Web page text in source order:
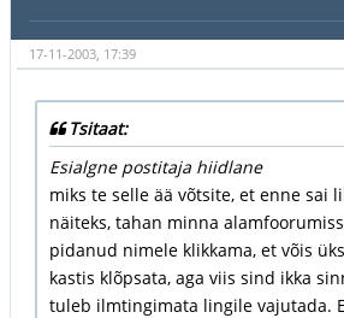
17-11-2003, 17:39
Tsitaat:
Esialgne postitaja hiidlane
miks te selle ää võtsite, et enne sai
näiteks, tahan minna
pidanud nimele klikkama, et võis
kastis klõpsata, aga viis sind ikka
tuleb ilmtingimata lingile vajutada.